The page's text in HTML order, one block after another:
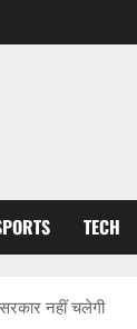
TECH
नहीं चलेगी